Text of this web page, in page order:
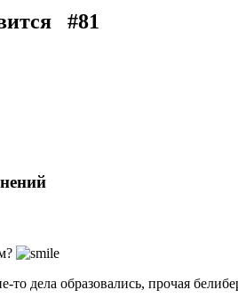
#81
то дела образовались, прочая